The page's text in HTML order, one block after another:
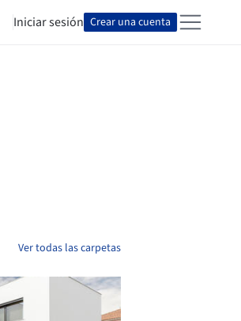
Iniciar sesión Crear una cuenta
Ver todas las carpetas